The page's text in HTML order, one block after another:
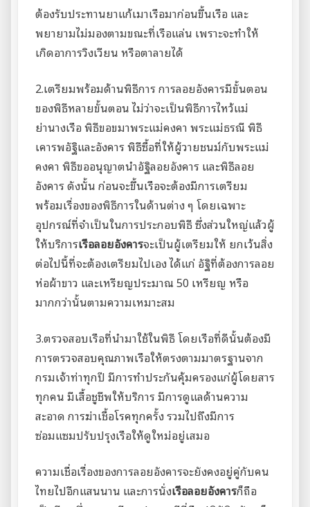
ต้องรับประทานยาแก้เมาเรือมาก่อนขึ้นเรือ และ
พยายามไม่มองตามขณะที่เรือแล่น เพราะจะทำให้
เกิดอาการวิงเวียน หรือตาลายได้
2.เตรียมพร้อมด้านพิธีการ การลอยอังคารมีขั้นตอน
ของพิธีหลายขั้นตอน ไม่ว่าจะเป็นพิธีการไหว้แม่
ย่านางเรือ พิธีขอขมาพระแม่คงคา พระแม่ธรณี พิธี
เคารพอัฐิและอังคาร พิธีซื้อที่ให้ผู้วายชนม์กับพระแม่
คงคา พิธีขออนุญาตนำอัฐิลอยอังคาร และพิธีลอย
อังคาร ดังนั้น ก่อนจะขึ้นเรือจะต้องมีการเตรียม
พร้อมเรื่องของพิธีการในด้านต่าง ๆ โดยเฉพาะ
อุปกรณ์ที่จำเป็นในการประกอบพิธี ซึ่งส่วนใหญ่แล้วผู้
ให้บริการเรือลอยอังคารจะเป็นผู้เตรียมให้ ยกเว้นสิ่ง
ต่อไปนี้ที่จะต้องเตรียมไปเอง ได้แก่ อัฐิที่ต้องการลอย
ห่อผ้าขาว และเหรียญประมาณ 50 เหรียญ หรือ
มากกว่านั้นตามความเหมาะสม
3.ตรวจสอบเรือที่นำมาใช้ในพิธี โดยเรือที่ดีนั้นต้องมี
การตรวจสอบคุณภาพเรือให้ตรงตามมาตรฐานจาก
กรมเจ้าท่าทุกปี มีการทำประกันคุ้มครองแก่ผู้โดยสาร
ทุกคน มีเสื้อชูชีพให้บริการ มีการดูแลด้านความ
สะอาด การฆ่าเชื้อโรคทุกครั้ง รวมไปถึงมีการ
ซ่อมแซมปรับปรุงเรือให้ดูใหม่อยู่เสมอ
ความเชื่อเรื่องของการลอยอังคารจะยังคงอยู่คู่กับคน
ไทยไปอีกแสนนาน และการนั่งเรือลอยอังคารก็ถือ